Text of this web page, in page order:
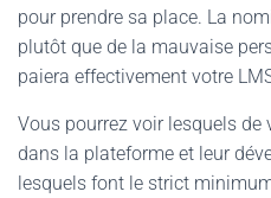
pour prendre sa place. La
plutôt que de la mauvaise
paiera effectivement votre
Vous pourrez voir lesquels
dans la plateforme et leur
lesquels font le strict